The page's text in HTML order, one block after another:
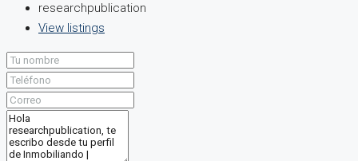
researchpublication
View listings